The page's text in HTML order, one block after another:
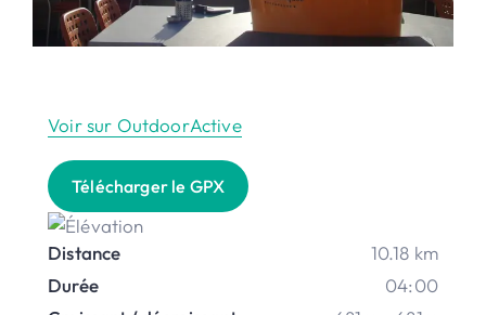
Voir sur OutdoorActive
Télécharger le GPX
Distance
10.18 km
Durée
04:00